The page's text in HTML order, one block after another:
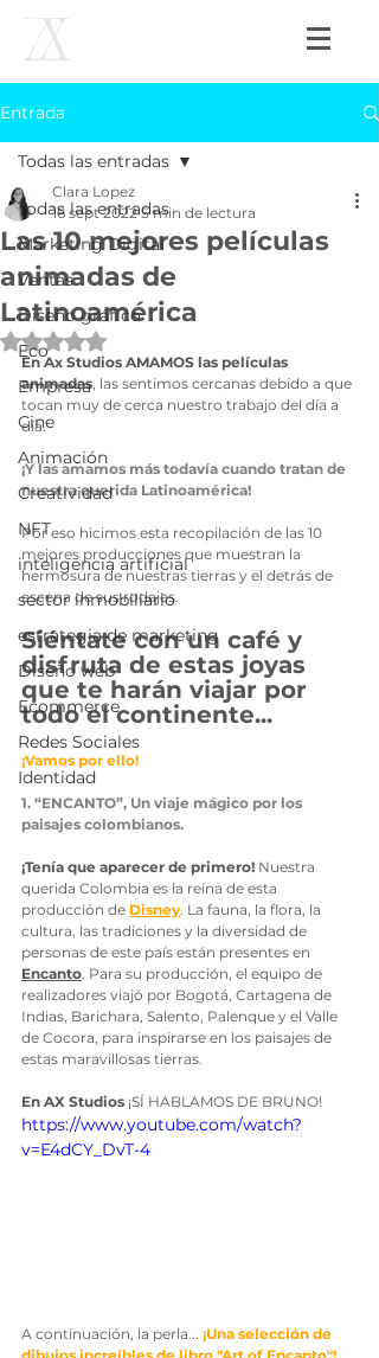
Entrada
Todas las entradas
Marketing Digital
Ventas
Diseño gráfico
Eco
Empresa
Cine
Animación
Creatividad
NFT
inteligencia artificial
sector inmobiliario
estrategia de marketing
Diseño web
Ecommerce
Redes Sociales
Identidad
Todas las entradas
Las 10 mejores películas
animadas de
Latinoamérica
Clara Lopez
16 sept 2022 5 min de lectura
Obtuvo NaN de 5 estrellas.
En Ax Studios AMAMOS las películas
animadas, las sentimos cercanas debido a que
tocan muy de cerca nuestro trabajo del día a
día.
¡Y las amamos más todavía cuando tratan de
nuestra querida Latinoamérica!
Por eso hicimos esta recopilación de las 10
mejores producciones que muestran la
hermosura de nuestras tierras y el detrás de
escena de sus rodajes.
Siéntate con un café y
disfruta de estas joyas
que te harán viajar por
todo el continente...
¡Vamos por ello!
1. “ENCANTO”, Un viaje mágico por los
paisajes colombianos.
¡Tenía que aparecer de primero! Nuestra
querida Colombia es la reina de esta
producción de Disney. La fauna, la flora, la
cultura, las tradiciones y la diversidad de
personas de este país están presentes en
Encanto. Para su producción, el equipo de
realizadores viajó por Bogotá, Cartagena de
Indias, Barichara, Salento, Palenque y el Valle
de Cocora, para inspirarse en los paisajes de
estas maravillosas tierras.
En AX Studios ¡SÍ HABLAMOS DE BRUNO!
https://www.youtube.com/watch?
v=E4dCY_DvT-4
A continuación, la perla...
¡Una selección de